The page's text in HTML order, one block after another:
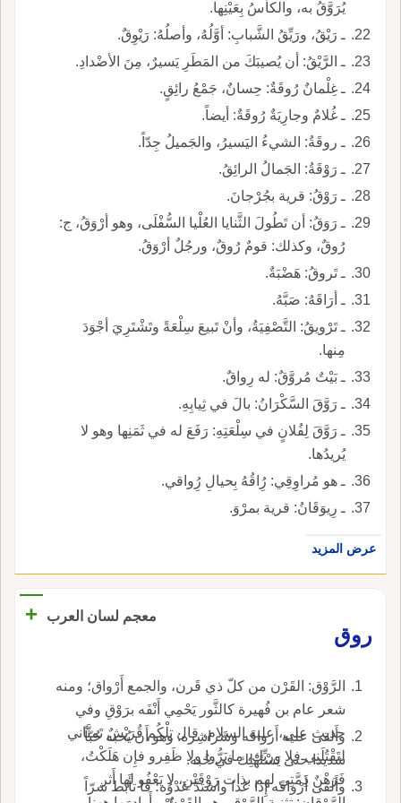
يُرَوَّقُ به، والكأْسُ بِعَيْنِها.
ـ رَيْقُ، ورَيِّقُ الشَّبابِ: أوَّلُهُ، وأصلُهُ: رَيْوِقٌ.
ـ الرَّيْقُ: أن يُصيبَكَ من المَطَرِ يَسيرٌ، مِنَ الأضْدادِ.
ـ غِلْمانٌ رُوقَةٌ: حِسانٌ، جَمْعُ رائِقٍ.
ـ غُلامٌ وجارِيَةٌ رُوقَةٌ: أيضاً.
ـ روقَةُ: الشيءُ اليَسيرُ، والجَميلُ جِدّاً.
ـ رَوْقَةُ: الجَمالُ الرائِقُ.
ـ رَوْقُ: قرية بجُرْجانَ.
ـ رَوَقُ: أن تَطُولَ الثَّنايا العُلْيا السُّفْلَى، وهو أرْوَقُ، ج:
رُوقٌ، وكذلك: قومٌ رُوقٌ، ورجُلٌ أرْوَقُ.
ـ تَروقُ: هَضْبَةٌ.
ـ أرَاقَهُ: صَبَّهُ.
ـ تَرْويقُ: التَّصْفِيَةُ، وأنْ تَبيعَ سِلْعَةً وتَشْتَرِيَ أجْوَدَ
مِنها.
ـ بَيْتٌ مُروَّقٌ: له رِواقٌ.
ـ رَوَّقَ السَّكْرَانُ: بالَ في ثِيابِهِ.
ـ رَوَّقَ لِفُلانٍ في سِلْعَتِهِ: رَفَعَ له في ثَمَنِها وهو لا
يُريدُها.
ـ هو مُراوِقِي: رُِاقُهُ بِحيالِ رُِواقي.
ـ رِيوَقَانُ: قرية بمرْوَ.
عرض المزيد
معجم لسان العرب
+
روق
الرَّوْق: القَرْن من كلّ ذي قَرن، والجمع أَرْواق؛ ومنه
شعر عام بن فُهيرة كالثَّور يَحْمِي أَنْفَه برَوْقِ وفي
حديث علي، عليه السلام، قال تِلْكُم قُرَيْشٌ تَمنَّاني
لتَقْتُلَنِي فلا وربِّك، ما بَرُّوا ولا ظَفِرو فإِن هَلَكْتُ،
فَرَهْنٌ ذِمَّتِي لهم بذات رَوْقَيْنِ، لا يَعْفُو لها أَثر
وأَلقى عليه أَرواقَه وشَراشِره: وهو أَن يُحبه حُبّاً
شديدا حتى يَسْتَهْلِك في حُبه.
وأَلقى أَرْواقَه إِذا عَدا واشتدَّ عَدْوُه؛ قا تأَبط شرّاً